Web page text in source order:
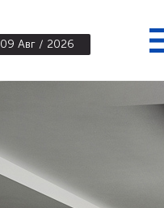
09 Авг / 2026